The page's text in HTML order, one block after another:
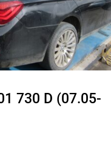
730 D (07.05-